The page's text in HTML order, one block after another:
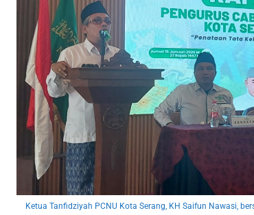
Ketua Tanfidziyah PCNU Kota Serang, KH Saifun Nawasi,